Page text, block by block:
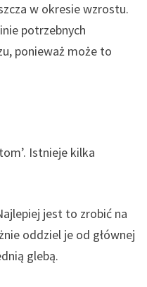
w okresie wzrostu.
potrzebnych
ponieważ może to
Istnieje kilka
jest to zrobić na
oddziel je od głównej
glebą.